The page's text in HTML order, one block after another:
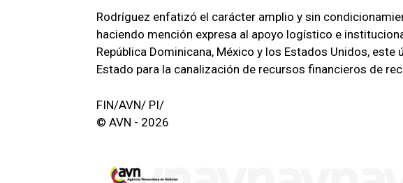
Rodríguez enfatizó el carácter amplio y sin
haciendo mención expresa al apoyo logístico e
República Dominicana, México y los Estados Unidos,
Estado para la canalización de recursos financieros de
FIN/AVN/ PI/
© AVN - 2026